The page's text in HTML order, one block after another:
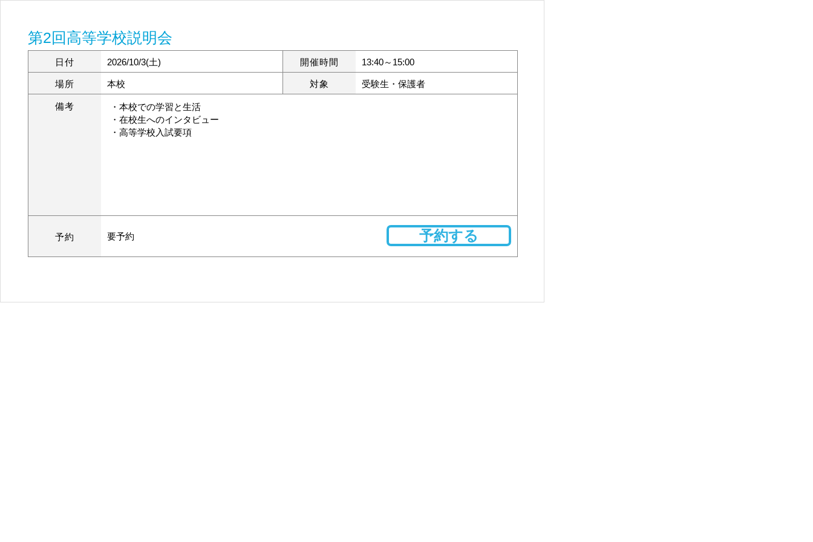
第2回高等学校説明会
日付 2026/10/3(土) 開催時間 13:40～15:00
場所 本校 対象 受験生・保護者
備考
・本校での学習と生活
・在校生へのインタビュー
・高等学校入試要項
予約 要予約 予約する